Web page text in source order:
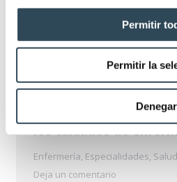
Permitir
Permitir la
Denegar
¿Qué es el trastorno
los cuidados de
Enfermería, Especialidades, Salud
Deja un comentario